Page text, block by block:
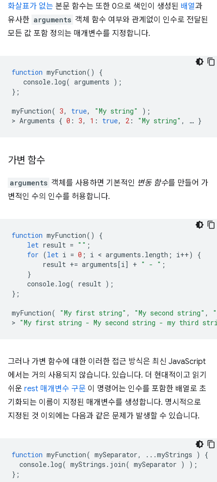
화살표가 없는 본문 함수는 또한 0으로 색인이 생성된 배열과
유사한 arguments 객체 함수 여부와 관계없이 인수로 전달된
모든 값 포함 정의는 매개변수를 지정합니다.
function myFunction()
{
console. log( arguments );
};
myFunction( 3, true, "My string"
);
> Arguments { 0 : 3, 1 : true, 2 : "My string" , … }
가변 함수
arguments 객체를 사용하면 기본적인 변동 함수를 만들어 가
변적인 수의 인수를 허용합니다.
function myFunction()
{
let result = "" ;
for (let i = 0 ; i < arguments . length ; i++)
{
result += arguments[i] + " - " ;
}
console. log( result );
};
myFunction( "My first string" , "My second string" ,
> "My first string - My second string - my third
그러나 가변 함수에 대한 이러한 접근 방식은 최신 JavaScript
에서는 거의 사용되지 않습니다. 있습니다. 더 현대적이고 읽기
쉬운 rest 매개변수 구문 이 명령어는 인수를 포함한 배열로 초
기화되는 이름이 지정된 매개변수를 생성합니다. 명시적으로
지정된 것 이외에는 다음과 같은 문제가 발생할 수 있습니다.
function myFunction( mySeparator, ...myStrings )
{
console. log( myStrings . join( mySeparator )
);
};